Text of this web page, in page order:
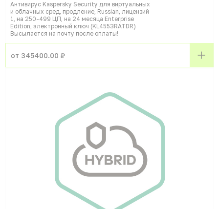
Антивирус Kaspersky Security для виртуальных
и облачных сред, продление, Russian, лицензий
1, на 250-499 ЦП, на 24 месяца Enterprise
Edition, электронный ключ (KL4553RATDR)
Высылается на почту после оплаты!
от 345400.00 ₽